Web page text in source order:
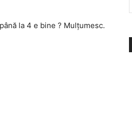
la 4 e bine ? Mulţumesc.